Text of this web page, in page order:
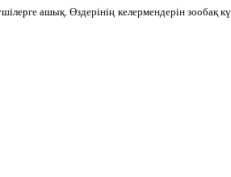
ашық. Өздерінің келермендерін зообақ